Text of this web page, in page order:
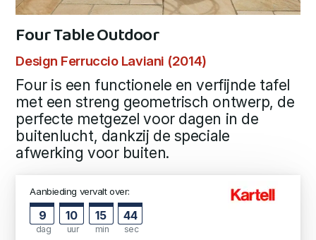
Four Table Outdoor
Design Ferruccio Laviani (2014)
Four is een functionele en verfijnde tafel
met een streng geometrisch ontwerp, de
perfecte metgezel voor dagen in de
buitenlucht, dankzij de speciale
afwerking voor buiten.
Aanbieding vervalt over:
9
dag
10
uur
15
min
43
sec